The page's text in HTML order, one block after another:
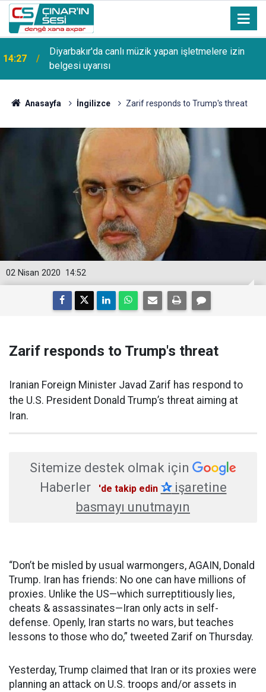
13:53 Şanlıurfa Bozova'da aranan hükümlü yakalandı
Anasayfa İngilizce Zarif responds to Trump's threat
14:52
02 Nisan 2020
Zarif responds to Trump's threat
Iranian Foreign Minister Javad Zarif has respond to
the U.S. President Donald Trump’s threat aiming at
Iran.
Sitemize destek olmak için
Haberler
'de takip edin ✰işaretine
basmayı unutmayın
“Don’t be misled by usual warmongers, AGAIN, Donald
Trump. Iran has friends: No one can have millions of
proxies. Unlike the US—which surreptitiously lies,
cheats & assassinates—Iran only acts in self-
defense. Openly, Iran starts no wars, but teaches
lessons to those who do,” tweeted Zarif on Thursday.
Yesterday, Trump claimed that Iran or its proxies were
planning an attack on U.S. troops and/or assets in